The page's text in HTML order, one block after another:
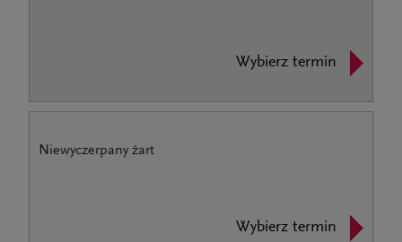
Wybierz termin
Niewyczerpany żart
Wybierz termin